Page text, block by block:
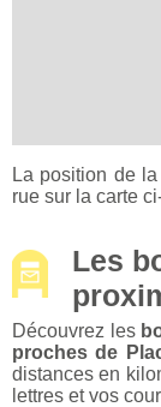
La position de
rue sur la carte
Les
Découvrez les
proches de
distances en
lettres et vos